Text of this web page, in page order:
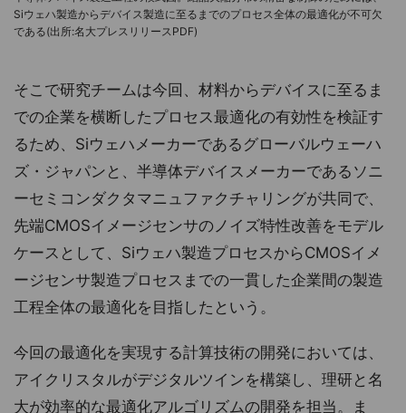
Siウェハ製造からデバイス製造に至るまでのプロセス全体の最適化が不可欠
である(出所:名大プレスリリースPDF)
そこで研究チームは今回、材料からデバイスに至るま
での企業を横断したプロセス最適化の有効性を検証す
るため、Siウェハメーカーであるグローバルウェーハ
ズ・ジャパンと、半導体デバイスメーカーであるソニ
ーセミコンダクタマニュファクチャリングが共同で、
先端CMOSイメージセンサのノイズ特性改善をモデル
ケースとして、Siウェハ製造プロセスからCMOSイメ
ージセンサ製造プロセスまでの一貫した企業間の製造
工程全体の最適化を目指したという。
今回の最適化を実現する計算技術の開発においては、
アイクリスタルがデジタルツインを構築し、理研と名
大が効率的な最適化アルゴリズムの開発を担当。ま